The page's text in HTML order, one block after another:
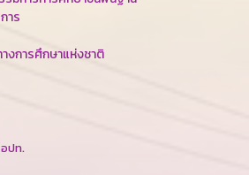
าร
งการศึกษาแห่งชาติ
ปท.